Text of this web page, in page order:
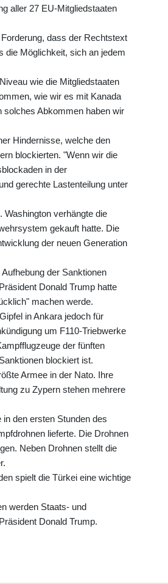
aller 27 EU-Mitgliedstaaten
dass der Rechtstext
die Möglichkeit, sich an jedem
wie die Mitgliedstaaten
wie wir es mit Kanada
solches Abkommen haben wir
Hindernisse, welche den
blockierten. "Wenn wir die
in der
gerechte Lastenteilung unter
verhängte die
gekauft hatte. Die
der neuen Generation
der Sanktionen
Donald Trump hatte
machen werde.
in Ankara jedoch für
um F110-Triebwerke
der fünften
blockiert ist.
Armee in der Nato. Ihre
zu Zypern stehen mehrere
den ersten Stunden des
lieferte. Die Drohnen
Neben Drohnen stellt die
spielt die Türkei eine wichtige
werden Staats- und
Donald Trump.